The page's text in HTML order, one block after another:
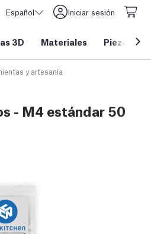
Español Iniciar sesión
3D Materiales Piezas y
y artesanía
- M4 estándar 50